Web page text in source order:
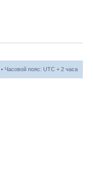
• Часовой пояс: UTC + 2 часа